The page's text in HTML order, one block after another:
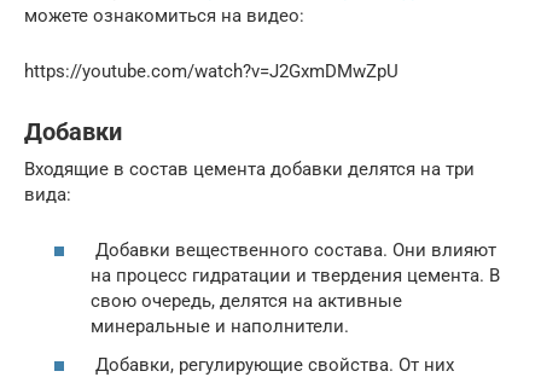
можете ознакомиться на видео:
https://youtube.com/watch?v=J2GxmDMwZpU
Добавки
Входящие в состав цемента добавки делятся на три
вида:
Добавки вещественного состава. Они влияют
на процесс гидратации и твердения цемента. В
свою очередь, делятся на активные
минеральные и наполнители.
Добавки, регулирующие свойства. От них